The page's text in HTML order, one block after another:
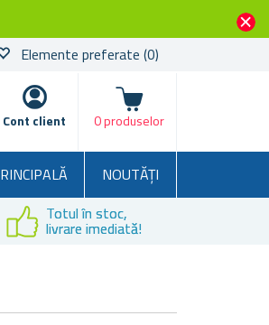
Elemente preferate (0)
Cont client
Coșul
0 produselor
NOUTĂȚI
Totul în stoc,
livrare imediată!